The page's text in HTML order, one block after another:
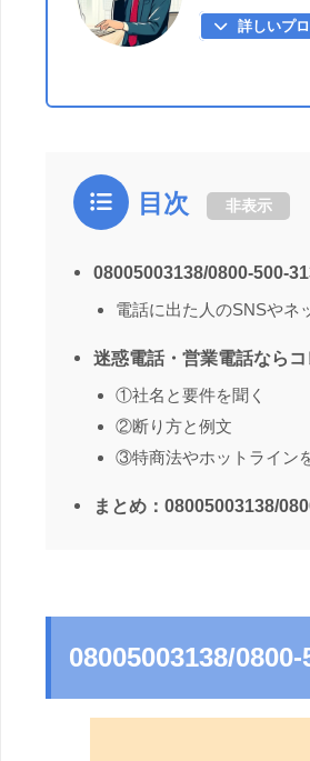
詳しいプ
目次 非表示
08005003138/0800-500-
電話に出た人のSNSやネ
迷惑電話・営業電話なら
①社名と要件を聞く
②断り方と例文
③特商法やホットライン
まとめ：08005003138/
08005003138/